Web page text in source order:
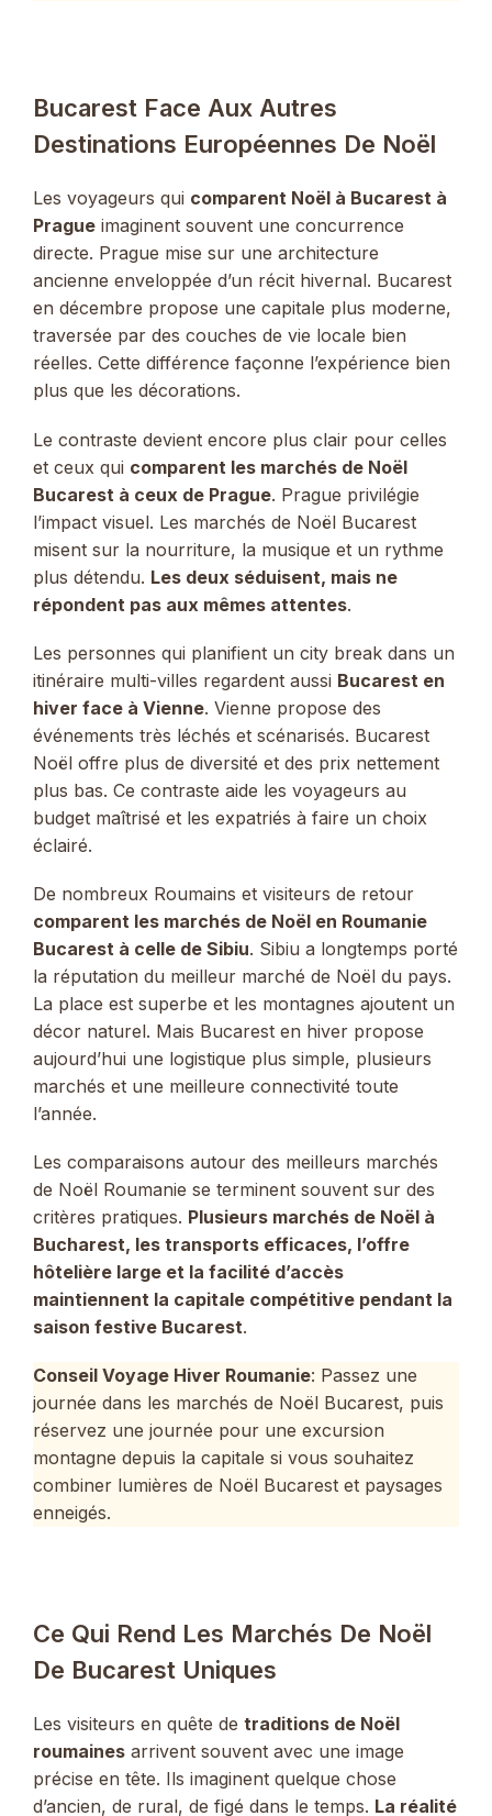
Bucarest Face Aux Autres
Destinations Européennes De Noël
Les voyageurs qui comparent Noël à Bucarest à
Prague imaginent souvent une concurrence
directe. Prague mise sur une architecture
ancienne enveloppée d’un récit hivernal. Bucarest
en décembre propose une capitale plus moderne,
traversée par des couches de vie locale bien
réelles. Cette différence façonne l’expérience bien
plus que les décorations.
Le contraste devient encore plus clair pour celles
et ceux qui comparent les marchés de Noël
Bucarest à ceux de Prague. Prague privilégie
l’impact visuel. Les marchés de Noël Bucarest
misent sur la nourriture, la musique et un rythme
plus détendu. Les deux séduisent, mais ne
répondent pas aux mêmes attentes.
Les personnes qui planifient un city break dans un
itinéraire multi-villes regardent aussi Bucarest en
hiver face à Vienne. Vienne propose des
événements très léchés et scénarisés. Bucarest
Noël offre plus de diversité et des prix nettement
plus bas. Ce contraste aide les voyageurs au
budget maîtrisé et les expatriés à faire un choix
éclairé.
De nombreux Roumains et visiteurs de retour
comparent les marchés de Noël en Roumanie
Bucarest à celle de Sibiu. Sibiu a longtemps porté
la réputation du meilleur marché de Noël du pays.
La place est superbe et les montagnes ajoutent un
décor naturel. Mais Bucarest en hiver propose
aujourd’hui une logistique plus simple, plusieurs
marchés et une meilleure connectivité toute
l’année.
Les comparaisons autour des meilleurs marchés
de Noël Roumanie se terminent souvent sur des
critères pratiques. Plusieurs marchés de Noël à
Bucharest, les transports efficaces, l’offre
hôtelière large et la facilité d’accès
maintiennent la capitale compétitive pendant la
saison festive Bucarest.
Conseil Voyage Hiver Roumanie: Passez une
journée dans les marchés de Noël Bucarest, puis
réservez une journée pour une excursion
montagne depuis la capitale si vous souhaitez
combiner lumières de Noël Bucarest et paysages
enneigés.
Ce Qui Rend Les Marchés De Noël
De Bucarest Uniques
Les visiteurs en quête de traditions de Noël
roumaines arrivent souvent avec une image
précise en tête. Ils imaginent quelque chose
d’ancien, de rural, de figé dans le temps. La réalité